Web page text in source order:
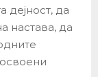
дејност, да
настава, да